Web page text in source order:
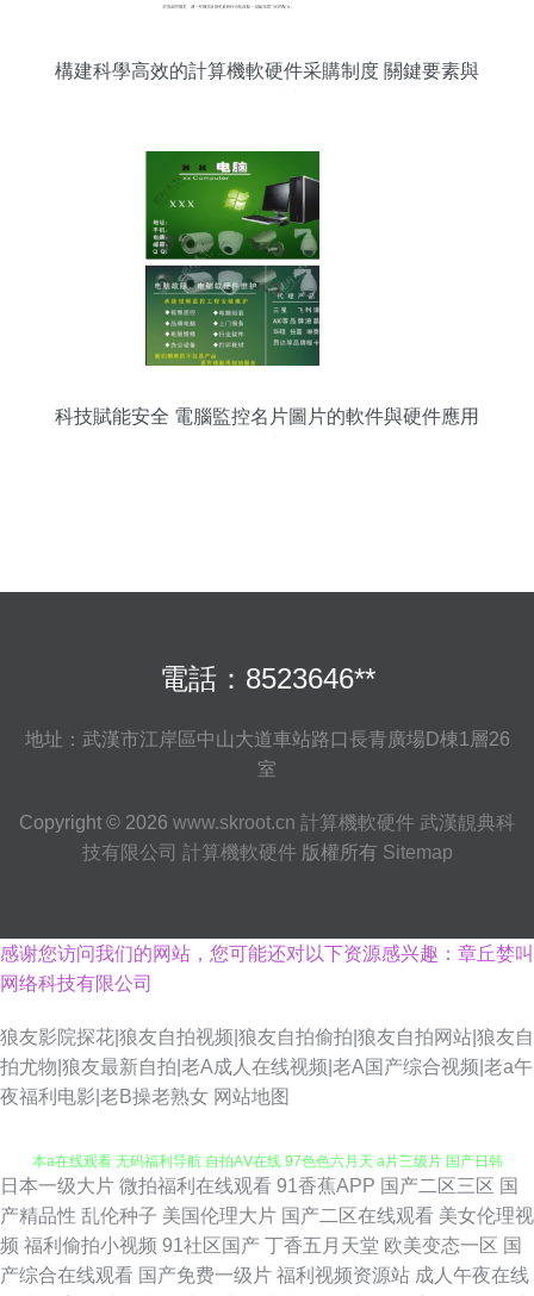
構建科學高效的計算機軟硬件采購制度 關鍵要素與
科技賦能安全 電腦監控名片圖片的軟件與硬件應用
電話：8523646**
地址：武漢市江岸區中山大道車站路口長青廣場D棟1層26
室
Copyright © 2026 www.skroot.cn 計算機軟硬件 武漢靚典科
技有限公司 計算機軟硬件版權所有 Sitemap
感谢您访问我们的网站，您可能还对以下资源感兴趣：章丘婪叫
网络科技有限公司
狼友影院探花|狼友自拍视频|狼友自拍偷拍|狼友自拍网站|狼友自
拍尤物|狼友最新自拍|老A成人在线视频|老A国产综合视频|老a午
夜福利电影|老B操老熟女 网站地图
美女瑟瑟网站 99性爱视频 日本熟妇 天美九一 韩国色图自拍 免费看网91 日
本a在线观看 无码福利导航 自拍AⅤ在线 97色色六月天 a片三级片 国产日韩
日本一级大片 微拍福利在线观看 91香蕉APP 国产二区三区 国
产精品性 乱伦种子 美国伦理大片 国产二区在线观看 美女伦理视
频 福利偷拍小视频 91社区国产 丁香五月天堂 欧美变态一区 国
产综合在线观看 国产免费一级片 福利视频资源站 成人午夜在线